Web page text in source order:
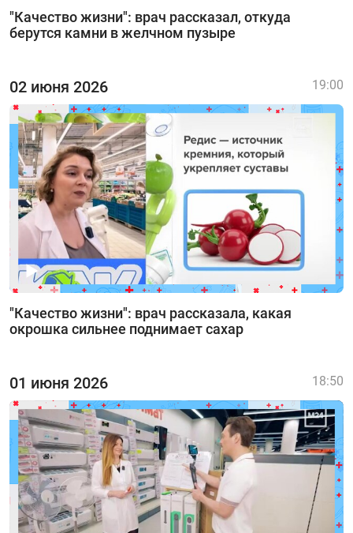
"Качество жизни": врач рассказал, откуда
берутся камни в желчном пузыре
02 июня 2026
"Качество жизни": врач рассказала, какая
окрошка сильнее поднимает сахар
19:00
01 июня 2026 18:50